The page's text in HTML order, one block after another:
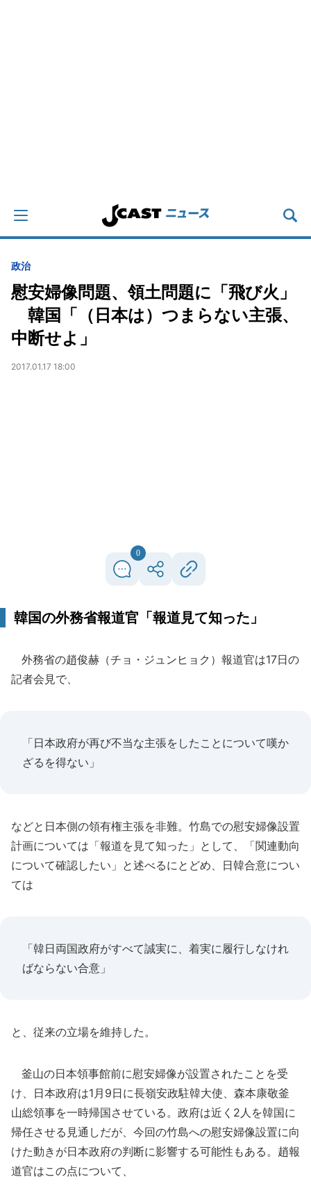
政治
慰安婦像問題、領土問題に「飛び火」
韓国「（日本は）つまらない主張、
中断せよ」
2017.01.17 18:00
0
韓国の外務省報道官「報道見て知った」
外務省の趙俊赫（チョ・ジュンヒョク）報道官は17日の
記者会見で、
「日本政府が再び不当な主張をしたことについて嘆か
ざるを得ない」
などと日本側の領有権主張を非難。竹島での慰安婦像設置
計画については「報道を見て知った」として、「関連動向
について確認したい」と述べるにとどめ、日韓合意につい
ては
「韓日両国政府がすべて誠実に、着実に履行しなけれ
ばならない合意」
と、従来の立場を維持した。
釜山の日本領事館前に慰安婦像が設置されたことを受
け、日本政府は1月9日に長嶺安政駐韓大使、森本康敬釜
山総領事を一時帰国させている。政府は近く2人を韓国に
帰任させる見通しだが、今回の竹島への慰安婦像設置に向
けた動きが日本政府の判断に影響する可能性もある。趙報
道官はこの点について、